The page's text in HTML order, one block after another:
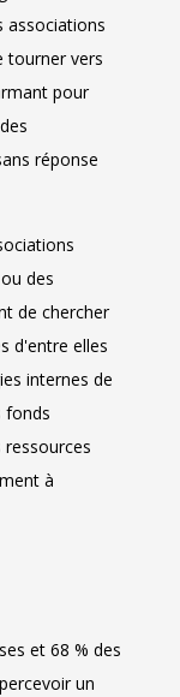
associations
tourner vers
pour
réponse
des
de chercher
d'entre elles
internes de
fonds
à
et 68 % des
un